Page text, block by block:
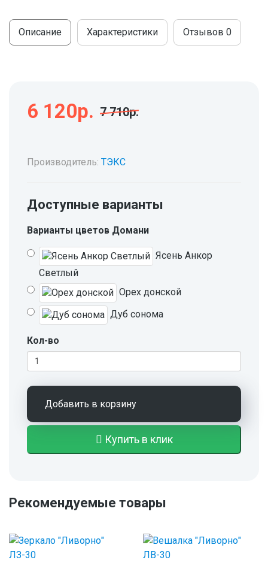
СТОЛЫ ПИСЬМЕННЫЕ
МОЙКИ
Описание Характеристики Отзывов 0
6 120р. 7 710р.
Производитель: ТЭКС
Доступные варианты
Варианты цветов Домани
Ясень Анкор
Светлый
Орех донской
Дуб сонома
Кол-во
Добавить в корзину
Купить в клик
Рекомендуемые товары